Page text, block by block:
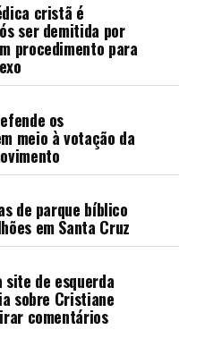
cristã é
ser demitida por
procedimento para
os
meio à votação da
de parque bíblico
em Santa Cruz
site de esquerda
sobre Cristiane
comentários